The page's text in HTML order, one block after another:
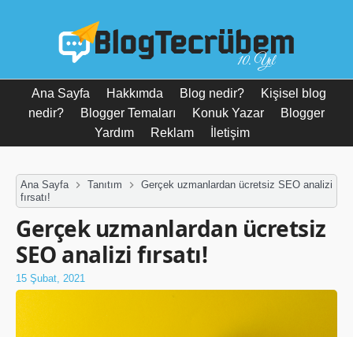
10. Yıl
Ana Sayfa Hakkımda Blog nedir?
Kişisel blog
nedir?
Blogger Temaları Konuk Yazar
Blogger
Yardım
Reklam İletişim
Ana Sayfa Tanıtım
Gerçek uzmanlardan ücretsiz SEO analizi
fırsatı!
Gerçek uzmanlardan ücretsiz
SEO analizi fırsatı!
15 Şubat, 2021